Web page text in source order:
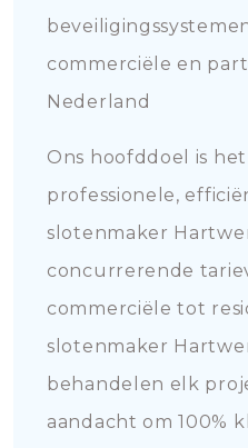
commerciële en
Nederland
Ons hoofddoel is
professionele,
slotenmaker
concurrerende
commerciële tot
slotenmaker
behandelen elk
aandacht om 100%